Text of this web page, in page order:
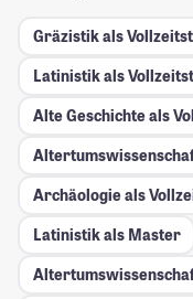
Gräzistik als
Latinistik als
Alte Geschichte als
Archäologie als
Latinistik als Master